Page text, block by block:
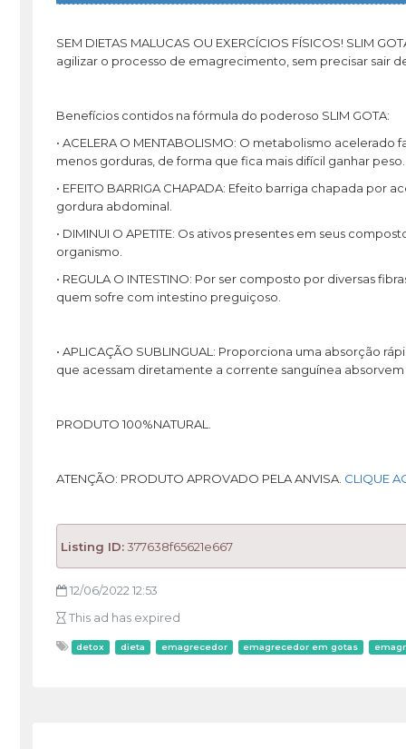
SEM DIETAS MALUCAS OU EXERCÍCIOS FÍSICOS! SLIM
agilizar o processo de emagrecimento, sem precisar sair
Benefícios contidos na fórmula do poderoso SLIM GOTA:
• ACELERA O MENTABOLISMO: O metabolismo
menos gorduras, de forma que fica mais difícil ganhar peso.
• EFEITO BARRIGA CHAPADA: Efeito barriga chapada
gordura abdominal.
• DIMINUI O APETITE: Os ativos presentes em seus
organismo.
• REGULA O INTESTINO: Por ser composto por diversas
quem sofre com intestino preguiçoso.
• APLICAÇÃO SUBLINGUAL: Proporciona uma absorção
que acessam diretamente a corrente sanguínea
PRODUTO 100%NATURAL.
ATENÇÃO: PRODUTO APROVADO PELA ANVISA. CLIQUE
Listing ID:377638f65621e667
12/06/2022 12:53
This ad has expired
detox dieta emagrecedor emagrecedor em gotas